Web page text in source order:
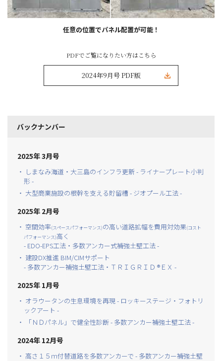
任意の位置でパネル配置が可能！
PDFでご覧になりたい方はこちら
2024年9月号 PDF版
バックナンバー
2025年 3月号
・ しまなみ海道・大三島のインフラ更新 - ライナープレート小判
形 -
・ 大型商業施設の根幹を支える貯留槽 - ジオプール工法 -
2025年 2月号
・ 空間効率(スペースパフォーマンス)の高い道路拡幅を費用対効果(コスト
パフォーマンス)高く
- EDO-EPS工法・多数アンカー式補強土壁工法 -
・ 建設DX推進 BIM/CIMサポート
- 多数アンカー補強土壁工法・ＴＲＩＧＲＩＤ ®ＥＸ -
2025年 1月号
・ オラウータンの生息環境を再現 - ロッキーステージ・フォトリ
ックアート -
・ 「ＮＤパネル」で健全性診断 - 多数アンカー補強土壁工法 -
2024年 12月号
・ 高さ１５ｍ付替道路を多数アンカーで - 多数アンカー補強土壁